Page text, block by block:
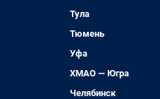
Тула
Тюмень
Уфа
ХМАО — Югра
Челябинск